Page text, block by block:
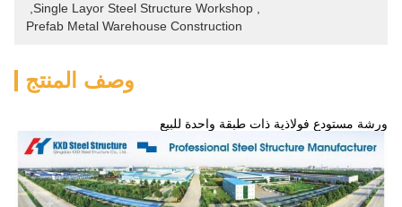
Single Layor Steel Structure Workshop
Prefab Metal Warehouse Construction
وصف المنتج
ورشة مستودع فولاذية ذات طبقة واحدة للبيع